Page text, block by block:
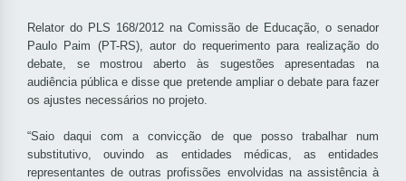
Relator do PLS 168/2012 na Comissão de Educação, o senador
Paulo Paim (PT-RS), autor do requerimento para realização do
debate, se mostrou aberto às sugestões apresentadas na
audiência pública e disse que pretende ampliar o debate para fazer
os ajustes necessários no projeto.
“Saio daqui com a convicção de que posso trabalhar num
substitutivo, ouvindo as entidades médicas, as entidades
representantes de outras profissões envolvidas na assistência à